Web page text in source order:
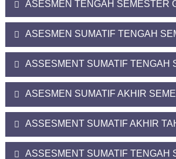
ASESMEN TENGAH SEMESTER
ASESMEN SUMATIF TENGAH
ASSESMENT SUMATIF TENGAH
ASESMEN SUMATIF AKHIR
ASSESMENT SUMATIF AKHIR
ASSESMENT SUMATIF TENGAH